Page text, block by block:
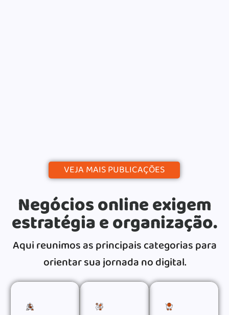
VEJA MAIS PUBLICAÇÕES
Negócios online exigem
estratégia e organização.
Aqui reunimos as principais categorias para
orientar sua jornada no digital.